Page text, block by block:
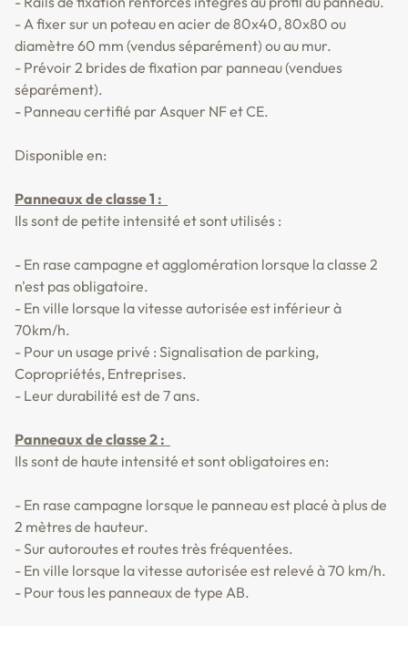
- A fixer sur un poteau en acier de 80x40, 80x80 ou
diamètre 60 mm (vendus séparément) ou au mur.
- Prévoir 2 brides de fixation par panneau (vendues
séparément).
- Panneau certifié par Asquer NF et CE.
Disponible en:
Panneaux de classe 1 :
Ils sont de petite intensité et sont utilisés :
- En rase campagne et agglomération lorsque la classe 2
n'est pas obligatoire.
- En ville lorsque la vitesse autorisée est inférieur à
70km/h.
- Pour un usage privé : Signalisation de parking,
Copropriétés, Entreprises.
- Leur durabilité est de 7 ans.
Panneaux de classe 2 :
Ils sont de haute intensité et sont obligatoires en:
- En rase campagne lorsque le panneau est placé à plus de
2 mètres de hauteur.
- Sur autoroutes et routes très fréquentées.
- En ville lorsque la vitesse autorisée est relevé à 70 km/h.
- Pour tous les panneaux de type AB.